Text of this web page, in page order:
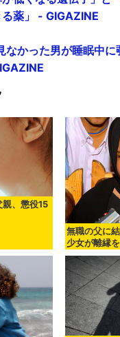
薬」 - GIGAZINE
かった男が睡眠中に
親、懲役15
無職の父に
少女が離縁